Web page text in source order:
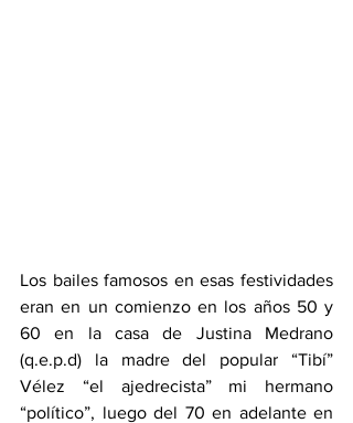
Los bailes famosos en esas festividades
eran en un comienzo en los años 50 y
60 en la casa de Justina Medrano
(q.e.p.d) la madre del popular “Tibí”
Vélez “el ajedrecista” mi hermano
“político”, luego del 70 en adelante en